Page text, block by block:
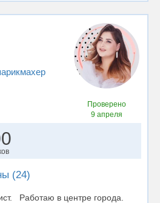
Проверено
9 апреля
(24)
Работаю в центре города.